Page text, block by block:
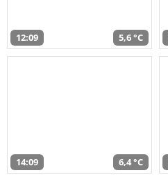
12:09 5,6 °C
14:09 6,4 °C